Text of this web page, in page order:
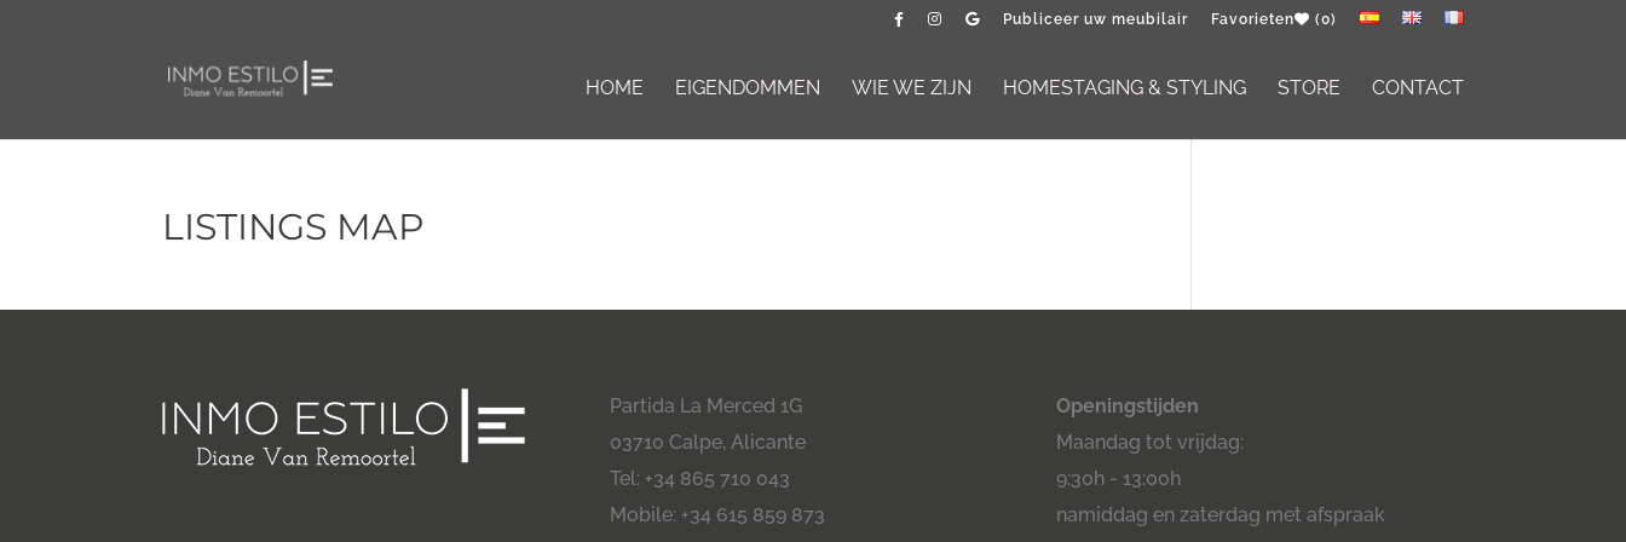
Publiceer uw meubilair Favorieten (0)
HOME EIGENDOMMEN WIE WE ZIJN HOMESTAGING & STYLING STORE CONTACT
LISTINGS MAP
Partida La Merced 1G
03710 Calpe, Alicante
Tel: +34 865 710 043
Mobile: +34 615 859 873
Openingstijden
Maandag tot vrijdag:
9:30h - 13:00h
namiddag en zaterdag met afspraak